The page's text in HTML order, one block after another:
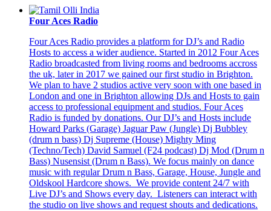
Four Aces Radio
Four Aces Radio provides a platform for DJ’s and Radio
Hosts to access a wider audience. Started in 2012 Four Aces
Radio broadcasted from living rooms and bedrooms accross
the uk, later in 2017 we gained our first studio in Brighton.
We plan to have 2 studios active very soon with one based in
London and one in Brighton allowing DJs and Hosts to gain
access to professional equipment and studios. Four Aces
Radio is funded by donations. Our DJ’s and Hosts include
Howard Parks (Garage) Jaguar Paw (Jungle) Dj Bubbley
(drum n bass) Dj Supreme (House) Mighty Ming
(Techno/Tech) David Samuel (F24 podcast) Dj Mod (Drum n
Bass) Nusensist (Drum n Bass). We focus mainly on dance
music with regular Drum n Bass, Garage, House, Jungle and
Oldskool Hardcore shows. We provide content 24/7 with
Live DJ’s and Shows every day. Listeners can interact with
the studio on live shows and request shouts and dedications.